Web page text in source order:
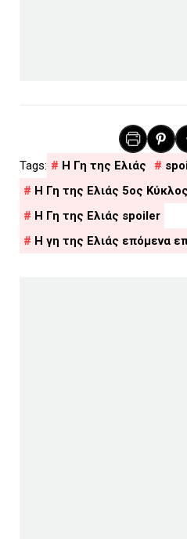
H Γη της Ελιάς
Η Γη της Ελιάς 5ος Κύκλος
Η Γη της Ελιάς spoiler
Η γη της Ελιάς επόμενα